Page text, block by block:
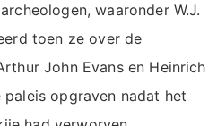
waaronder W.J.
toen ze over de
John Evans en Heinrich
paleis opgraven nadat het